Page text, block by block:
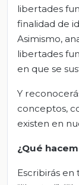
libertades
finalidad de
Asimismo,
libertades
en que se
Y
conceptos,
existen en
¿Qué
Escribirás